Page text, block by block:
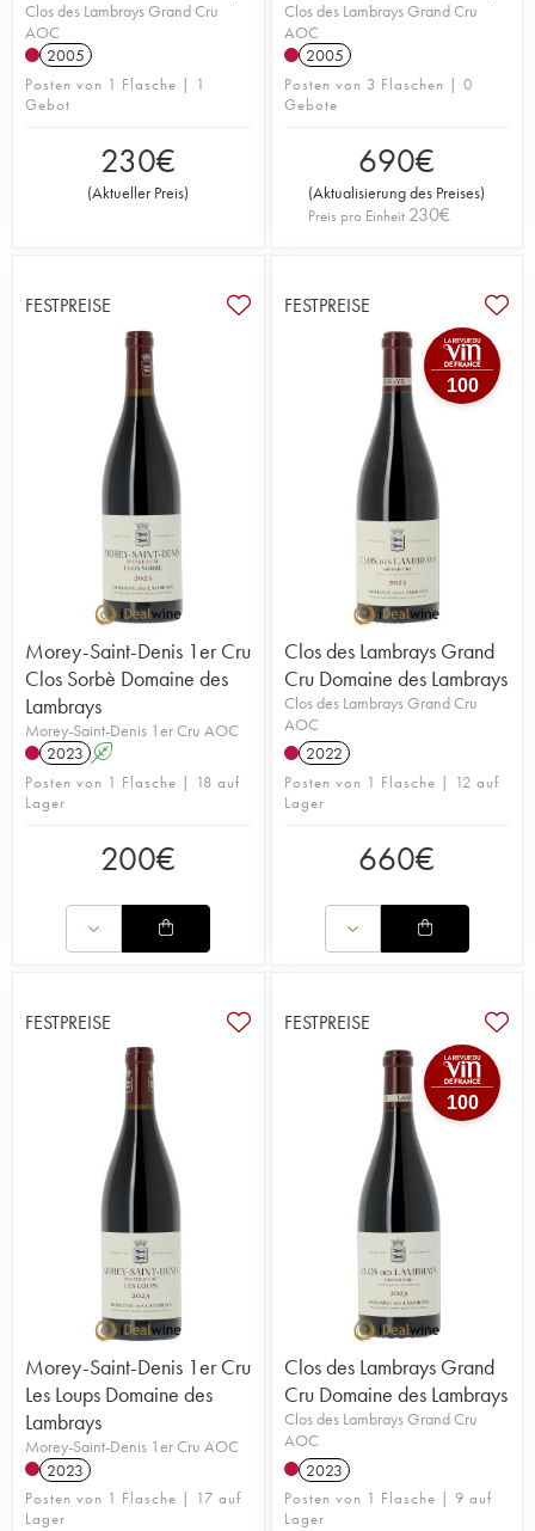
Clos des Lambrays Grand Cru
AOC
2005
Posten von 1 Flasche | 1
Gebot
230€
(Aktueller Preis)
Clos des Lambrays Grand Cru
AOC
2005
Posten von 3 Flaschen | 0
Gebote
690€
(Aktualisierung des Preises)
Preis pro Einheit 230€
FESTPREISE
Morey-Saint-Denis 1er Cru
Clos Sorbè Domaine des
Lambrays
Morey-Saint-Denis 1er Cru AOC
2023 A
Posten von 1 Flasche | 18 auf
Lager
200€
FESTPREISE
100
Clos des Lambrays Grand
Cru Domaine des Lambrays
Clos des Lambrays Grand Cru
AOC
2022
Posten von 1 Flasche | 12 auf
Lager
660€
FESTPREISE
Morey-Saint-Denis 1er Cru
Les Loups Domaine des
Lambrays
Morey-Saint-Denis 1er Cru AOC
2023
Posten von 1 Flasche | 17 auf
Lager
FESTPREISE
100
Clos des Lambrays Grand
Cru Domaine des Lambrays
Clos des Lambrays Grand Cru
AOC
2023
Posten von 1 Flasche | 9 auf
Lager